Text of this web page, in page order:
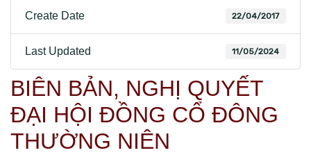
Create Date 22/04/2017
Last Updated 11/05/2024
BIÊN BẢN, NGHỊ QUYẾT
ĐẠI HỘI ĐỒNG CỔ ĐÔNG
THƯỜNG NIÊN